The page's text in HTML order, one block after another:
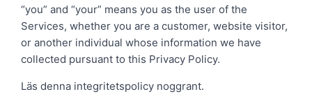
“you” and “your” means you as the user of the
Services, whether you are a customer, website visitor,
or another individual whose information we have
collected pursuant to this Privacy Policy.
Läs denna integritetspolicy noggrant.